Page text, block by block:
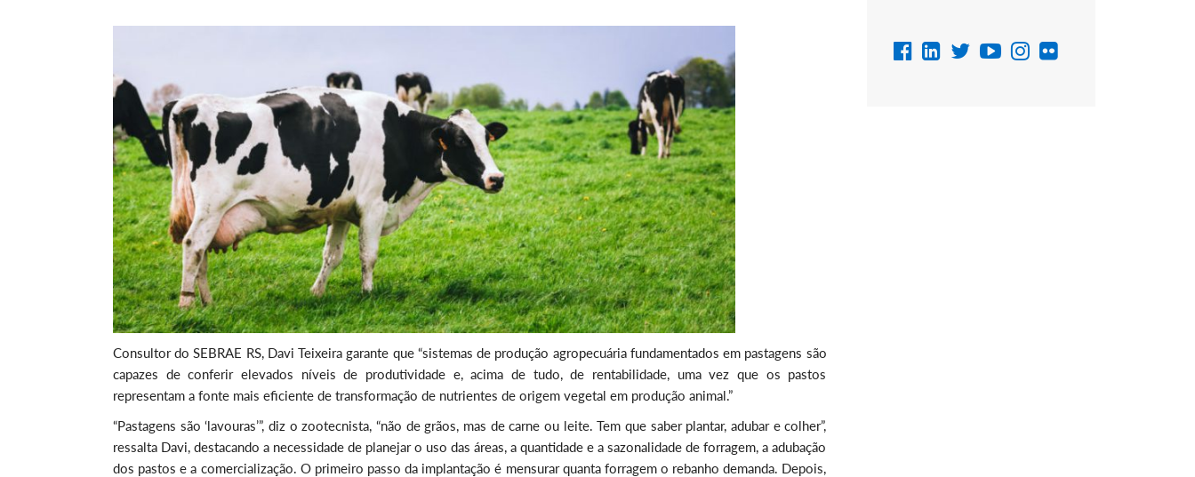
Consultor do SEBRAE RS, Davi Teixeira garante que “sistemas de produção agropecuária fundamentados em pastagens são
capazes de conferir elevados níveis de produtividade e, acima de tudo, de rentabilidade, uma vez que os pastos
representam a fonte mais eficiente de transformação de nutrientes de origem vegetal em produção animal.”
“Pastagens são ‘lavouras’”, diz o zootecnista, “não de grãos, mas de carne ou leite. Tem que saber plantar, adubar e colher”,
ressalta Davi, destacando a necessidade de planejar o uso das áreas, a quantidade e a sazonalidade de forragem, a adubação
dos pastos e a comercialização. O primeiro passo da implantação é mensurar quanta forragem o rebanho demanda. Depois,